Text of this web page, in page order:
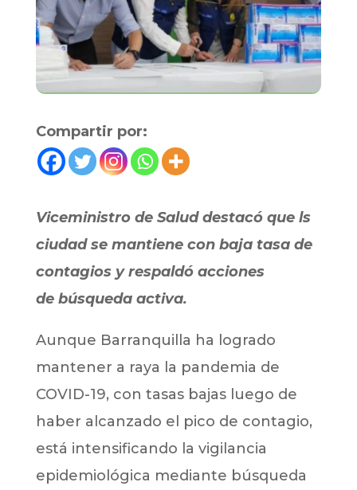
Compartir por:
Viceministro de Salud destacó que ls
ciudad se mantiene con baja tasa de
contagios y respaldó acciones
de búsqueda activa.
Aunque Barranquilla ha logrado
mantener a raya la pandemia de
COVID-19, con tasas bajas luego de
haber alcanzado el pico de contagio,
está intensificando la vigilancia
epidemiológica mediante búsqueda